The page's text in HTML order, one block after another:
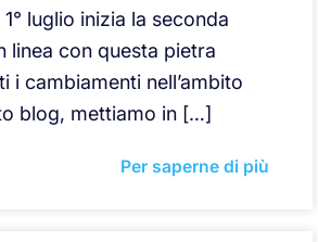
luglio inizia la seconda
linea con questa pietra
i cambiamenti nell’ambito
blog, mettiamo in […]
Per saperne di più